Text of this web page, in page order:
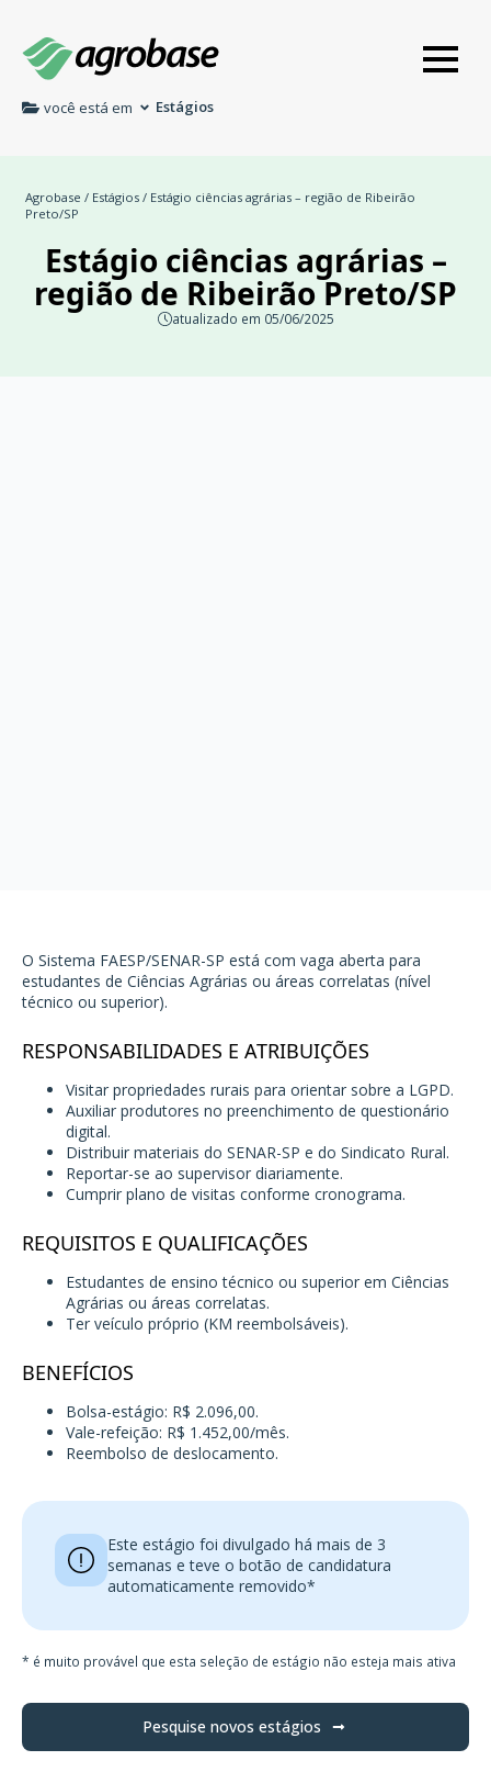
você está em Estágios
Agrobase / Estágios / Estágio ciências agrárias – região de Ribeirão
Preto/SP
Estágio ciências agrárias –
região de Ribeirão Preto/SP
atualizado em 05/06/2025
O Sistema FAESP/SENAR-SP está com vaga aberta para
estudantes de Ciências Agrárias ou áreas correlatas (nível
técnico ou superior).
RESPONSABILIDADES E ATRIBUIÇÕES
Visitar propriedades rurais para orientar sobre a LGPD.
Auxiliar produtores no preenchimento de questionário
digital.
Distribuir materiais do SENAR-SP e do Sindicato Rural.
Reportar-se ao supervisor diariamente.
Cumprir plano de visitas conforme cronograma.
REQUISITOS E QUALIFICAÇÕES
Estudantes de ensino técnico ou superior em Ciências
Agrárias ou áreas correlatas.
Ter veículo próprio (KM reembolsáveis).
BENEFÍCIOS
Bolsa-estágio: R$ 2.096,00.
Vale-refeição: R$ 1.452,00/mês.
Reembolso de deslocamento.
Este estágio foi divulgado há mais de 3
semanas e teve o botão de candidatura
automaticamente removido*
* é muito provável que esta seleção de estágio não esteja mais ativa
Pesquise novos estágios